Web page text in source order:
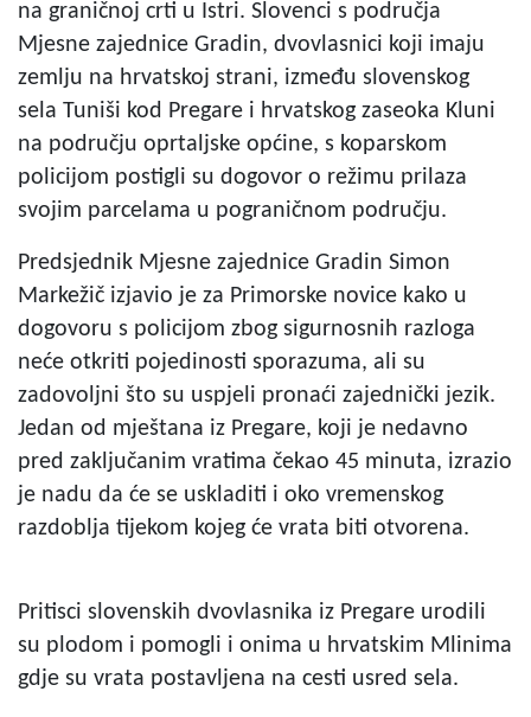
na graničnoj crti u Istri. Slovenci s područja
Mjesne zajednice Gradin, dvovlasnici koji imaju
zemlju na hrvatskoj strani, između slovenskog
sela Tuniši kod Pregare i hrvatskog zaseoka Kluni
na području oprtaljske općine, s koparskom
policijom postigli su dogovor o režimu prilaza
svojim parcelama u pograničnom području.
Predsjednik Mjesne zajednice Gradin Simon
Markežič izjavio je za Primorske novice kako u
dogovoru s policijom zbog sigurnosnih razloga
neće otkriti pojedinosti sporazuma, ali su
zadovoljni što su uspjeli pronaći zajednički jezik.
Jedan od mještana iz Pregare, koji je nedavno
pred zaključanim vratima čekao 45 minuta, izrazio
je nadu da će se uskladiti i oko vremenskog
razdoblja tijekom kojeg će vrata biti otvorena.
Pritisci slovenskih dvovlasnika iz Pregare urodili
su plodom i pomogli i onima u hrvatskim Mlinima
gdje su vrata postavljena na cesti usred sela.